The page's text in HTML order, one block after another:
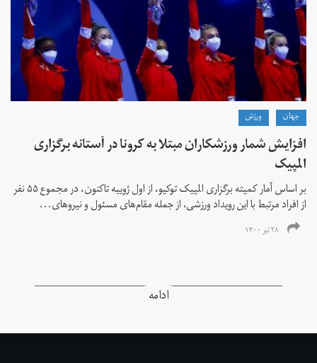
جهان ورزش
افزایش شمار ورزشکاران مبتلا به کرونا در آستانه برگزاری
المپیک
بر اساس آمار کمیته برگزاری المپیک توکیو، از اول ژوییه تاکنون، در مجموع ۵۵ نفر
از افراد مرتبط با این رویداد ورزشی، از جمله مقام‌های مسئول و نیروهای...
۲۸ تیر ۱۴۰۰
ادامه